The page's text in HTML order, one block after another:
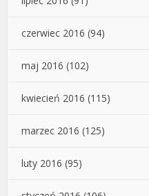
czerwiec 2016 (94)
maj 2016 (102)
kwiecień 2016 (115)
marzec 2016 (125)
luty 2016 (95)